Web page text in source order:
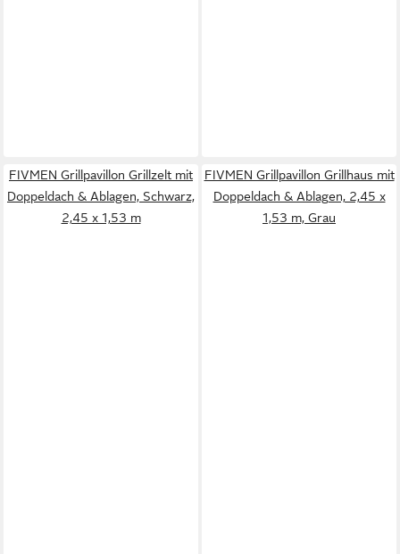
FIVMEN Grillpavillon Grillzelt mit
Doppeldach & Ablagen, Schwarz,
2,45 x 1,53 m
FIVMEN Grillpavillon Grillhaus mit
Doppeldach & Ablagen, 2,45 x
1,53 m, Grau